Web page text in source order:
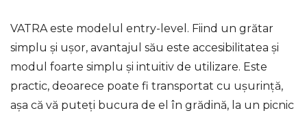
VATRA este modelul entry-level. Fiind un grătar
simplu și ușor, avantajul său este accesibilitatea și
modul foarte simplu și intuitiv de utilizare. Este
practic, deoarece poate fi transportat cu ușurință,
așa că vă puteți bucura de el în grădină, la un picnic